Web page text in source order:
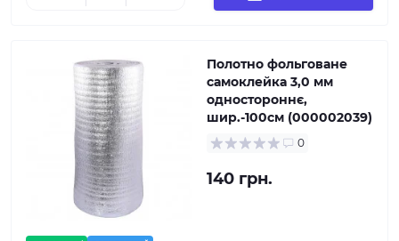
Полотно фольговане
самоклейка 3,0 мм
одностороннє,
шир.-100см (000002039)
0
140 грн.